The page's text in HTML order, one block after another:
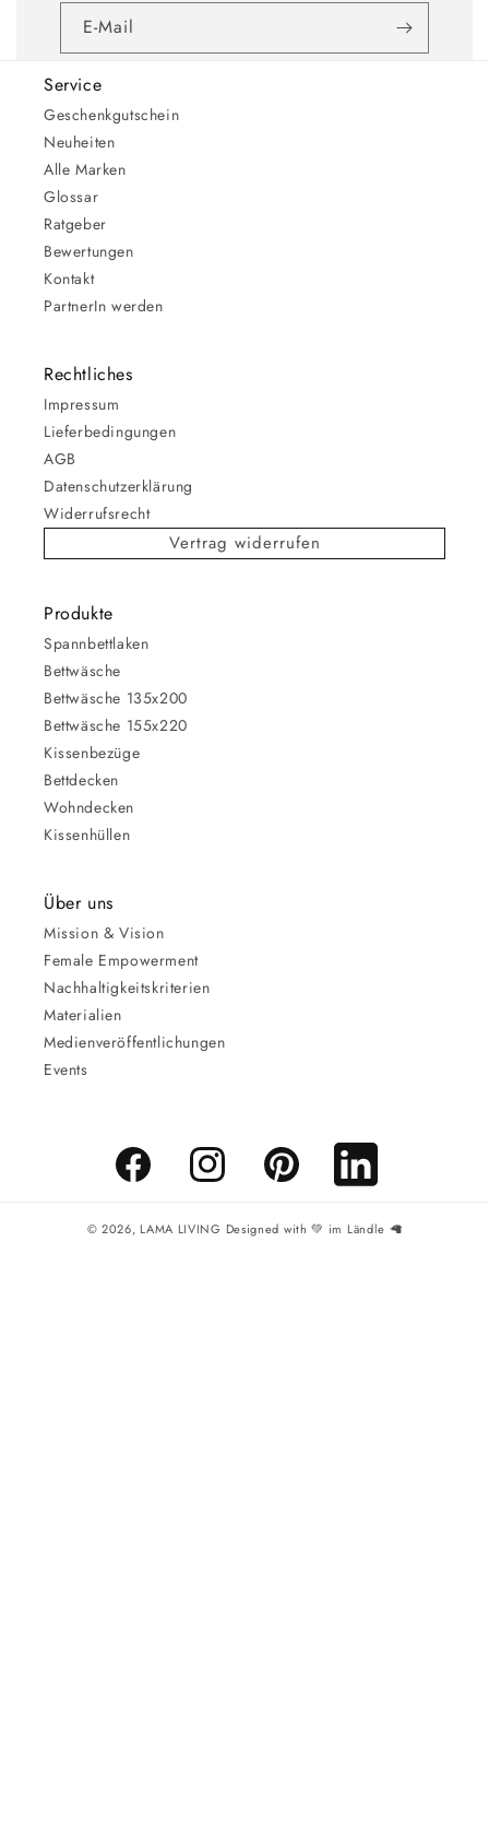
E-Mail
Service
Geschenkgutschein
Neuheiten
Alle Marken
Glossar
Ratgeber
Bewertungen
Kontakt
PartnerIn werden
Rechtliches
Impressum
Lieferbedingungen
AGB
Datenschutzerklärung
Widerrufsrecht
Vertrag widerrufen
Produkte
Spannbettlaken
Bettwäsche
Bettwäsche 135x200
Bettwäsche 155x220
Kissenbezüge
Bettdecken
Wohndecken
Kissenhüllen
Über uns
Mission & Vision
Female Empowerment
Nachhaltigkeitskriterien
Materialien
Medienveröffentlichungen
Events
Facebook Instagram Pinterest LinkedIn
© 2026, LAMA LIVING Designed with 💚 im Ländle 🦙